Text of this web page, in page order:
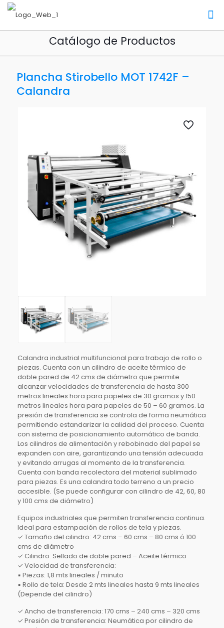
Catálogo de Productos
Plancha Stirobello MOT 1742F –
Calandra
Calandra industrial multifuncional para trabajo de rollo o
piezas. Cuenta con un cilindro de aceite térmico de
doble pared de 42 cms de diámetro que permite
alcanzar velocidades de transferencia de hasta 300
metros lineales hora para papeles de 30 gramos y 150
metros lineales hora para papeles de 50 – 60 gramos. La
presión de transferencia se controla de forma neumática
permitiendo estandarizar la calidad del proceso. Cuenta
con sistema de posicionamiento automático de banda.
Los cilindros de alimentación y rebobinado del papel se
expanden con aire, garantizando una tensión adecuada
y evitando arrugas al momento de la transferencia.
Cuenta con banda recolectora del material sublimado
para piezas. Es una calandra todo terreno a un precio
accesible. (Se puede configurar con cilindro de 42, 60, 80
y 100 cms de diámetro)
Equipos industriales que permiten transferencia continua.
Ideal para estampación de rollos de tela y piezas.
✓ Tamaño del cilindro: 42 cms – 60 cms – 80 cms ó 100
cms de diámetro
✓ Cilindro: Sellado de doble pared – Aceite térmico
✓ Velocidad de transferencia:
▪ Piezas: 1,8 mts lineales / minuto
▪ Rollo de tela: Desde 2 mts lineales hasta 9 mts lineales
(Depende del cilindro)
✓ Ancho de transferencia: 170 cms – 240 cms – 320 cms
✓ Presión de transferencia: Neumática por cilindro de